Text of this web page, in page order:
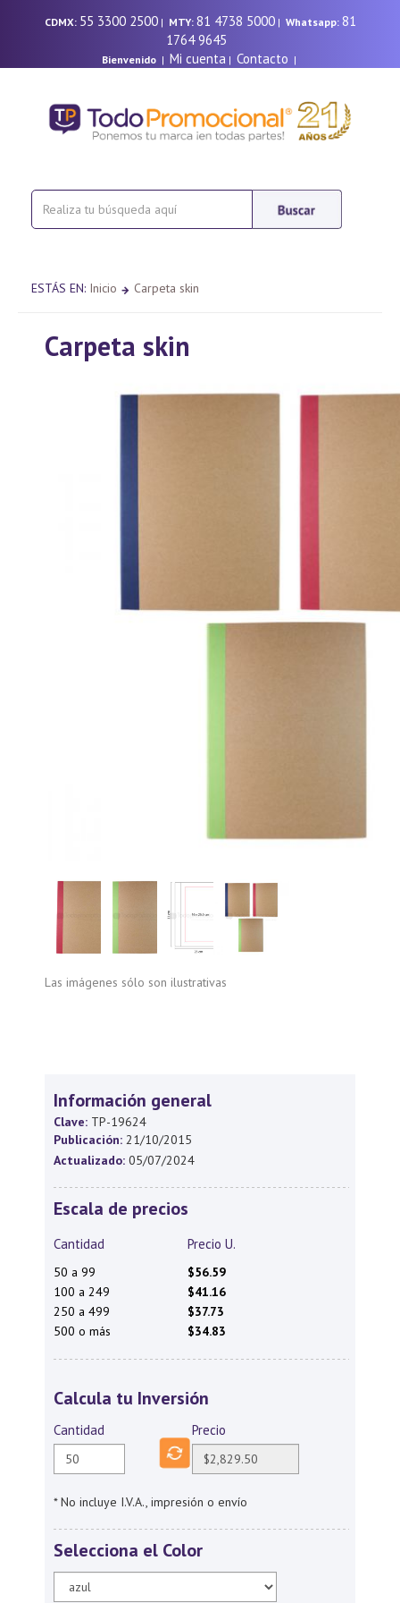
CDMX: 55 3300 2500| MTY: 81 4738 5000| Whatsapp: 81
1764 9645
Bienvenido| Mi cuenta | Contacto |
ESTÁS EN: Inicio Carpeta skin
Carpeta skin
Las imágenes sólo son ilustrativas
Información general
Clave: TP-19624
Publicación: 21/10/2015
Actualizado: 05/07/2024
Escala de precios
Cantidad Precio U.
50 a 99
$56.59
100 a 249
$41.16
250 a 499
$37.73
500 o más
$34.83
Calcula tu Inversión
Cantidad Precio
* No incluye I.V.A., impresión o envío
Selecciona el Color